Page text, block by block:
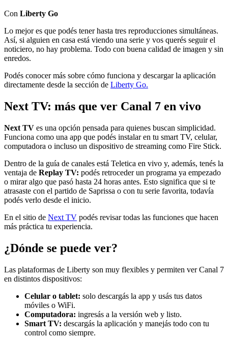
Con Liberty Go
Lo mejor es que podés tener hasta tres reproducciones simultáneas.
Así, si alguien en casa está viendo una serie y vos querés seguir el
noticiero, no hay problema. Todo con buena calidad de imagen y sin
enredos.
Podés conocer más sobre cómo funciona y descargar la aplicación
directamente desde la sección de Liberty Go.
Next TV: más que ver Canal 7 en vivo
Next TV es una opción pensada para quienes buscan simplicidad.
Funciona como una app que podés instalar en tu smart TV, celular,
computadora o incluso un dispositivo de streaming como Fire Stick.
Dentro de la guía de canales está Teletica en vivo y, además, tenés la
ventaja de Replay TV: podés retroceder un programa ya empezado
o mirar algo que pasó hasta 24 horas antes. Esto significa que si te
atrasaste con el partido de Saprissa o con tu serie favorita, todavía
podés verlo desde el inicio.
En el sitio de Next TV podés revisar todas las funciones que hacen
más práctica tu experiencia.
¿Dónde se puede ver?
Las plataformas de Liberty son muy flexibles y permiten ver Canal 7
en distintos dispositivos:
Celular o tablet: solo descargás la app y usás tus datos
móviles o WiFi.
Computadora: ingresás a la versión web y listo.
Smart TV: descargás la aplicación y manejás todo con tu
control como siempre.